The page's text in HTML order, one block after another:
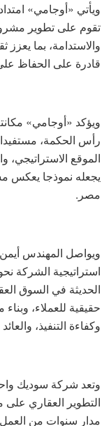
ويأتي «أوجامي»
تقوم على تطوير
والاستدامة، بما
قادرة على الحفاظ
ويؤكد «أوجامي»
رأس الحكمة،
الموقع الاستراتيجي،
يجعله نموذجا يعكس
مصر.
ويواصل المهندس
استراتيجية الشركة
الحديثة في السوق
حقيقية للعملاء،
وكفاءة التنفيذ،
وتعد شركة سوديك
التطوير العقاري
مدار سنوات من